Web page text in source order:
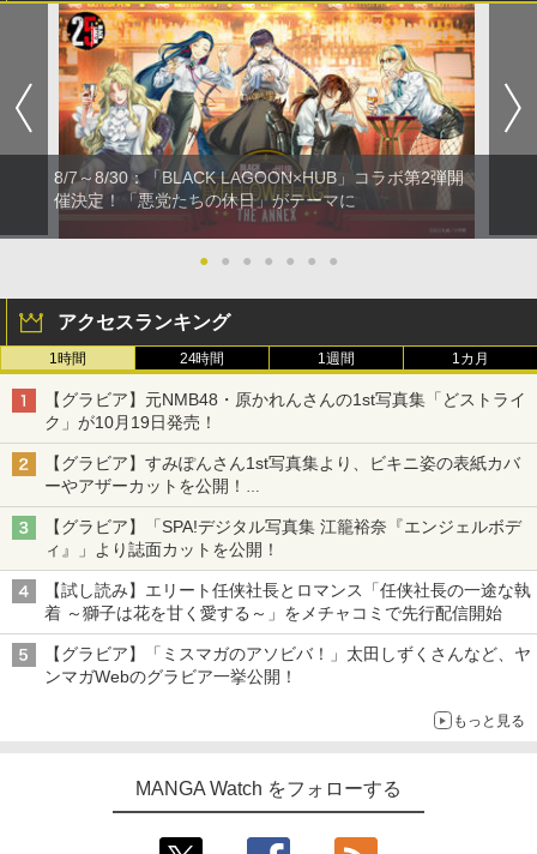
8/7～8/30：「BLACK LAGOON×HUB」コラボ第2弾開
催決定！「悪党たちの休日」がテーマに
● ● ● ● ● ● ●
アクセスランキング
1時間 24時間 1週間 1カ月
【グラビア】元NMB48・原かれんさんの1st写真集「どストライ
ク」が10月19日発売！
【グラビア】すみぽんさん1st写真集より、ビキニ姿の表紙カバ
ーやアザーカットを公開！
タイトルは「offcourt（オフコート）」に決定
【グラビア】「SPA!デジタル写真集 江籠裕奈『エンジェルボデ
ィ』」より誌面カットを公開！
【試し読み】エリート任侠社長とロマンス「任侠社長の一途な執
着 ～獅子は花を甘く愛する～」をメチャコミで先行配信開始
【グラビア】「ミスマガのアソビバ！」太田しずくさんなど、ヤ
ンマガWebのグラビア一挙公開！
もっと見る
MANGA Watch をフォローする